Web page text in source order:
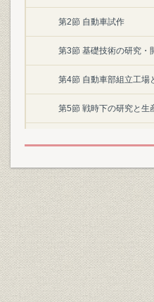
第2節 自動車試作
第3節 基礎技術の研究・
第4節 自動車部組立工場
第5節 戦時下の研究と生
第7節 設備近代化
第8節 本格的乗用車トヨ
第9節 量産量販に向けて
第2部 自動車事業の基盤確立
第1章 量産体制の確立と相